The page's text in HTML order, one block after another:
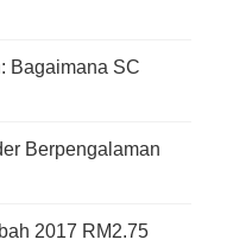
Bagaimana SC
Berpengalaman
2017 RM2.75